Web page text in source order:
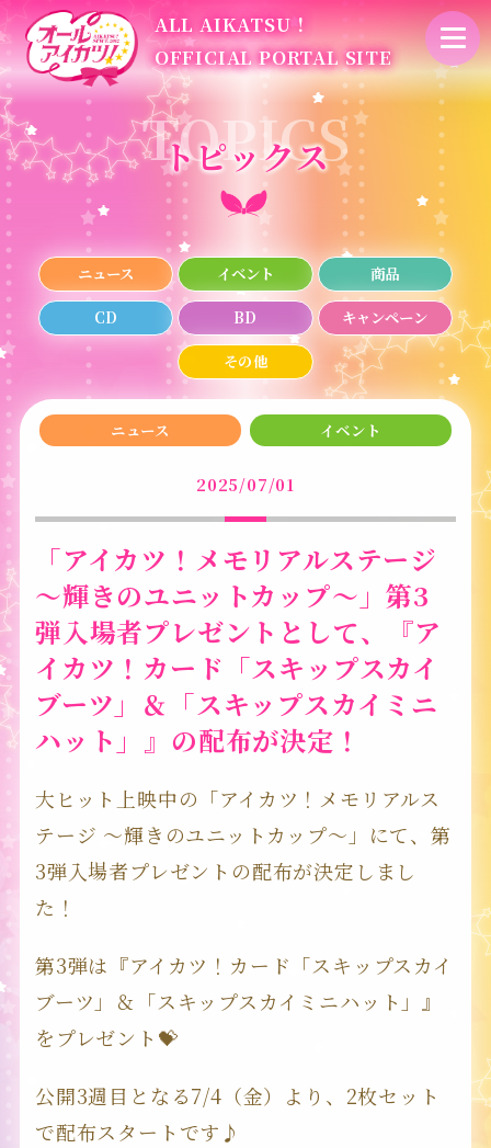
ALL AIKATSU！
OFFICIAL PORTAL SITE
トピックス
ニュース イベント 商品
CD BD キャンペーン
その他
ニュース イベント
2025/07/01
「アイカツ！メモリアルステージ
～輝きのユニットカップ～」第3
弾入場者プレゼントとして、『ア
イカツ！カード「スキップスカイ
ブーツ」＆「スキップスカイミニ
ハット」』の配布が決定！
大ヒット上映中の「アイカツ！メモリアルス
テージ ～輝きのユニットカップ～」にて、第
3弾入場者プレゼントの配布が決定しまし
た！
第3弾は『アイカツ！カード「スキップスカイ
ブーツ」＆「スキップスカイミニハット」』
をプレゼント💝
公開3週目となる7/4（金）より、2枚セット
で配布スタートです♪